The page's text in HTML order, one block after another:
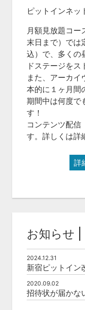
ピットインネッ
月額見放題コー
末日まで）では
込）で、多くの
ドステージをス
また、アーカイ
本的に１ヶ月間
期間中は何度で
す！
コンテンツ配信
す。詳しくは詳
詳
お知らせ
2024.12.31
2020.09.02
招待状が届かな